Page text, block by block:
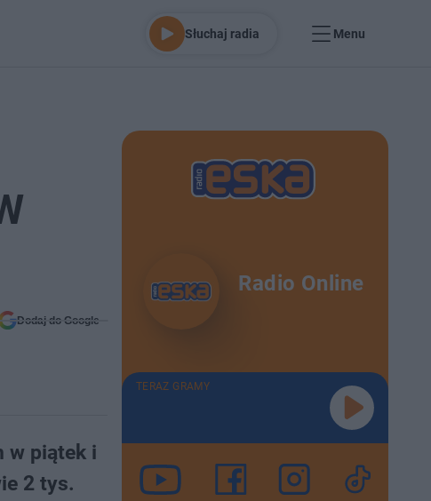
Słuchaj radia Menu
Dodaj do Google
w piątek i
2 tys.
Radio Online
TERAZ GRAMY